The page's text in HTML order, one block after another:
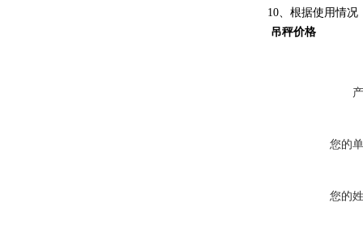
10、根据使用情
吊秤价格
您的
您的